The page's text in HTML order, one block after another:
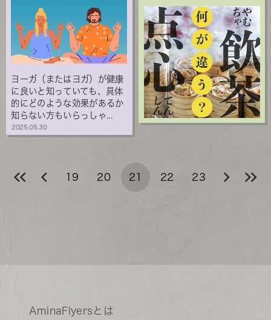
ヨーガ（またはヨガ）が健康
に良いと知っていても、具体
的にどのような効果があるか
知らない方もいらっしゃ...
2025.05.30
19 20 21 22 23
AminaFlyersとは